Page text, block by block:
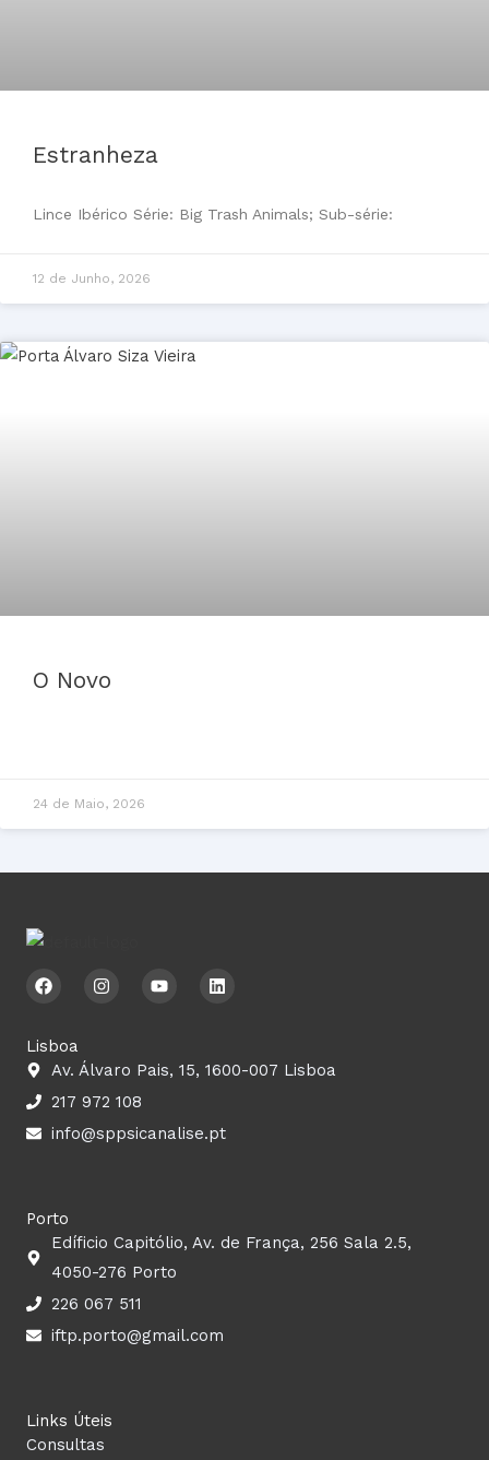
Estranheza
Lince Ibérico Série: Big Trash Animals; Sub-série:
12 de Junho, 2026
O Novo
24 de Maio, 2026
F
a
b
o
k
I
n
g
r
a
Y
o
b
e
L
i
d
i
Lisboa
Av. Álvaro Pais, 15, 1600-007 Lisboa
217 972 108
info@sppsicanalise.pt
Porto
Edíficio Capitólio, Av. de França, 256 Sala 2.5,
4050-276 Porto
226 067 511
iftp.porto@gmail.com
Links Úteis
Consultas